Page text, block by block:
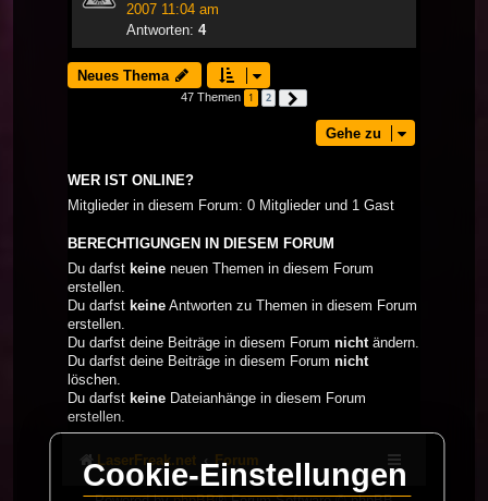
2007 11:04 am
Antworten: 4
Neues Thema
47 Themen 1 2
Gehe zu
WER IST ONLINE?
Mitglieder in diesem Forum: 0 Mitglieder und 1 Gast
BERECHTIGUNGEN IN DIESEM FORUM
Du darfst keine neuen Themen in diesem Forum
erstellen.
Du darfst keine Antworten zu Themen in diesem Forum
erstellen.
Du darfst deine Beiträge in diesem Forum nichtändern.
Du darfst deine Beiträge in diesem Forum nicht
löschen.
Du darfst keine Dateianhänge in diesem Forum
erstellen.
LaserFreak.net Forum
Cookie-Einstellungen